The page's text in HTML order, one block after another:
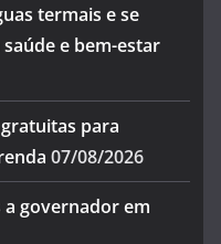
termais e se
e bem-estar
para
07/08/2026
a governador em